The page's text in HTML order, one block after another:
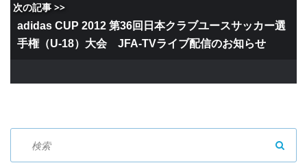
次の記事 >>
adidas CUP 2012 第36回日本クラブユースサッカー選
手権（U-18）大会 JFA-TVライブ配信のお知らせ